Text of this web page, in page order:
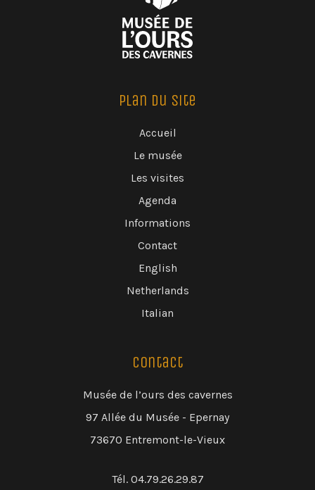
Plan du Site
Accueil
Le musée
Les visites
Agenda
Informations
Contact
English
Netherlands
Italian
Contact
Musée de l’ours des cavernes
97 Allée du Musée - Epernay
73670 Entremont-le-Vieux
Tél. 04.79.26.29.87